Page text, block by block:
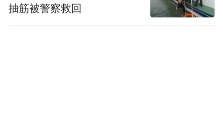
抽筋被警察救回